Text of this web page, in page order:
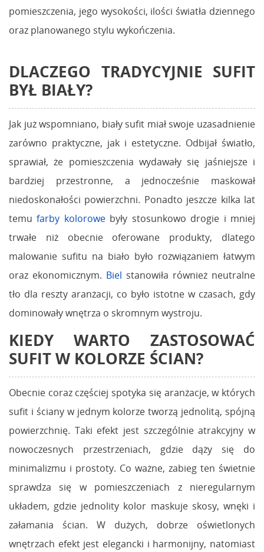
pomieszczenia, jego wysokości, ilości światła dziennego
oraz planowanego stylu wykończenia.
DLACZEGO TRADYCYJNIE SUFIT
BYŁ BIAŁY?
Jak już wspomniano, biały sufit miał swoje uzasadnienie
zarówno praktyczne, jak i estetyczne. Odbijał światło,
sprawiał, że pomieszczenia wydawały się jaśniejsze i
bardziej przestronne, a jednocześnie maskował
niedoskonałości powierzchni. Ponadto jeszcze kilka lat
temufarby kolorowebyły stosunkowo drogie i mniej
trwałe niż obecnie oferowane produkty, dlatego
malowanie sufitu na biało było rozwiązaniem łatwym
oraz ekonomicznym. Biel stanowiła również neutralne
tło dla reszty aranżacji, co było istotne w czasach, gdy
dominowały wnętrza o skromnym wystroju.
KIEDY WARTO ZASTOSOWAĆ
SUFIT W KOLORZE ŚCIAN?
Obecnie coraz częściej spotyka się aranżacje, w których
sufit i ściany w jednym kolorze tworzą jednolitą, spójną
powierzchnię. Taki efekt jest szczególnie atrakcyjny w
nowoczesnych przestrzeniach, gdzie dąży się do
minimalizmu i prostoty. Co ważne, zabieg ten świetnie
sprawdza się w pomieszczeniach z nieregularnym
układem, gdzie jednolity kolor maskuje skosy, wnęki i
załamania ścian. W dużych, dobrze oświetlonych
wnętrzach efekt jest elegancki i harmonijny, natomiast